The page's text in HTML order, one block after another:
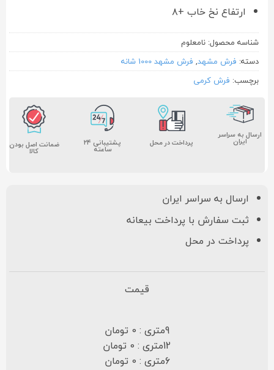
ارتفاع نخ خاب +۸
شناسه محصول: نامعلوم
دسته: فرش مشهد, فرش مشهد 1000 شانه
برچسب: فرش کرمی
ارسال به سراسر
ایران پرداخت در محل پشتیبانی ۲۴
ساعته ضمانت اصل بودن
کالا
ارسال به سراسر ایران
ثبت سفارش با پرداخت بیعانه
پرداخت در محل
قیمت
9متری : 0 تومان
12متری : 0 تومان
6متری : 0 تومان